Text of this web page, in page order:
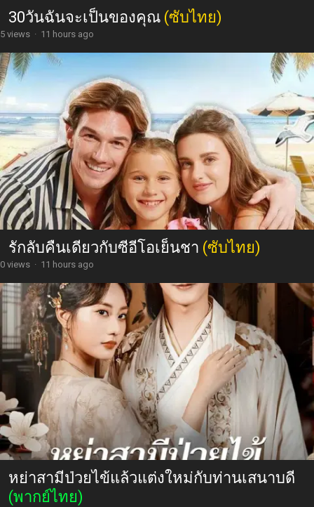
30วันฉันจะเป็นของคุณ (ซับไทย)
5 views · 11 hours ago
รักลับคืนเดียวกับซีอีโอเย็นชา (ซับไทย)
0 views · 11 hours ago
หย่าสามีป่วยไข้แล้วแต่งใหม่กับท่านเสนาบดี
(พากย์ไทย)